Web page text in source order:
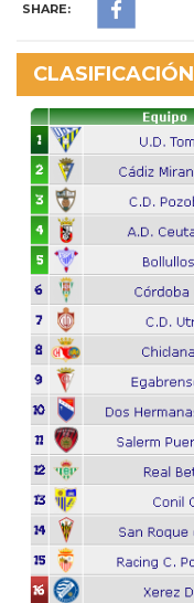
SHARE:
CLASIFICACIÓN